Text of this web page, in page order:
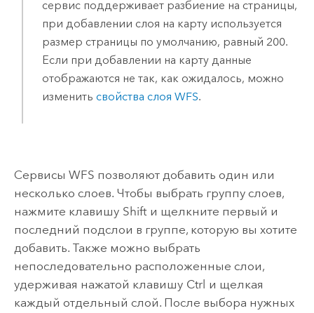
сервис поддерживает разбиение на страницы,
при добавлении слоя на карту используется
размер страницы по умолчанию, равный 200.
Если при добавлении на карту данные
отображаются не так, как ожидалось, можно
изменить свойства слоя WFS.
Сервисы WFS позволяют добавить один или
несколько слоев. Чтобы выбрать группу слоев,
нажмите клавишу Shift и щелкните первый и
последний подслои в группе, которую вы хотите
добавить. Также можно выбрать
непоследовательно расположенные слои,
удерживая нажатой клавишу Ctrl и щелкая
каждый отдельный слой. После выбора нужных